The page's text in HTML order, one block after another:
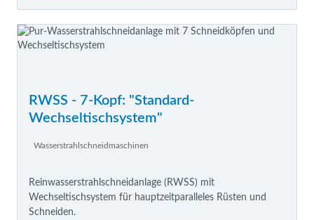
RWSS - 7-Kopf: "Standard-
Wechseltischsystem"
Wasserstrahlschneidmaschinen
Reinwasserstrahlschneidanlage (RWSS) mit
Wechseltischsystem für hauptzeitparalleles Rüsten und
Schneiden.